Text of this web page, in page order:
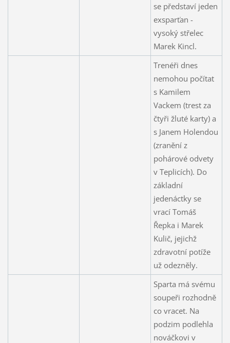
se představí jeden
exsparťan -
vysoký střelec
Marek Kincl.
Trenéři dnes
nemohou počítat
s Kamilem
Vackem (trest za
čtyři žluté karty) a
s Janem Holendou
(zranění z
pohárové odvety
v Teplicích). Do
základní
jedenáctky se
vrací Tomáš
Řepka i Marek
Kulič, jejichž
zdravotní potíže
už odezněly.
Sparta má svému
soupeři rozhodně
co vracet. Na
podzim podlehla
nováčkovi v